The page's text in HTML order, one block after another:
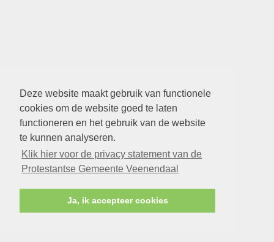
Deze website maakt gebruik van functionele
cookies om de website goed te laten
functioneren en het gebruik van de website
te kunnen analyseren.
Klik hier voor de privacy statement van de
Protestantse Gemeente Veenendaal
Ja, ik accepteer cookies